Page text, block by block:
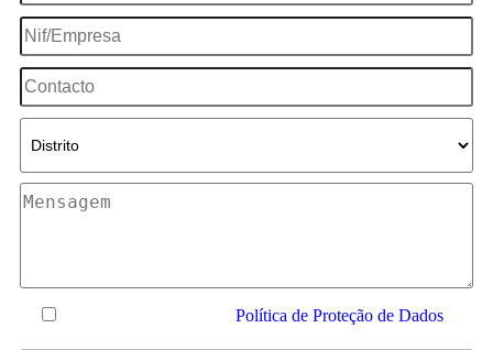
Política de Proteção de Dados